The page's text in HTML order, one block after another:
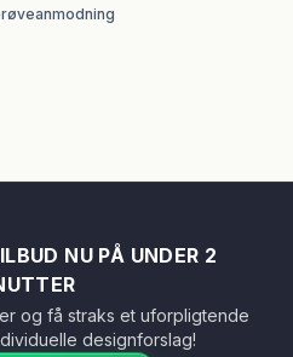
NU PÅ UNDER 2
og få straks et uforpligtende
designforslag!